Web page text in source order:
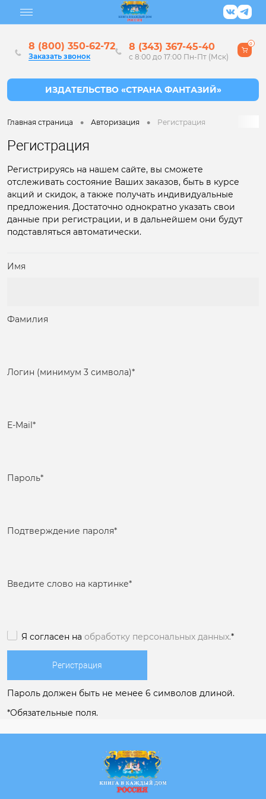
8 (800) 350-62-72
Заказать звонок
8 (343) 367-45-40
с 8:00 до 17:00 Пн-Пт (Мск)
0
Главная страница • Авторизация • Регистрация
Регистрация
Регистрируясь на нашем сайте, вы сможете
отслеживать состояние Ваших заказов, быть в курсе
акций и скидок, а также получать индивидуальные
предложения. Достаточно однократно указать свои
данные при регистрации, и в дальнейшем они будут
подставляться автоматически.
Имя
Фамилия
Логин (минимум 3 символа)*
E-Mail*
Пароль*
Подтверждение пароля*
Введите слово на картинке*
Я согласен на обработку персональных данных.*
Пароль должен быть не менее 6 символов длиной.
*Обязательные поля.